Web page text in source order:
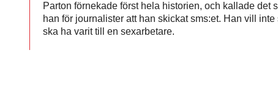
Parton förnekade först hela historien, och kallade det
han för journalister att han skickat sms:et. Han vill
ska ha varit till en sexarbetare.